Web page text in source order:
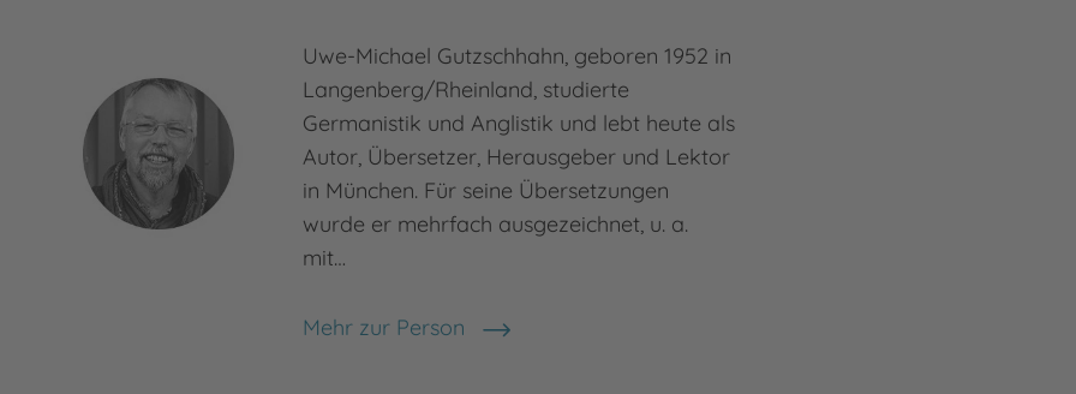
Uwe-Michael Gutzschhahn, geboren 1952 in
Langenberg/Rheinland, studierte
Germanistik und Anglistik und lebt heute als
Autor, Übersetzer, Herausgeber und Lektor
in München. Für seine Übersetzungen
wurde er mehrfach ausgezeichnet, u. a.
mit…
Mehr zur Person
Uwe-Michael Gutzschhahn